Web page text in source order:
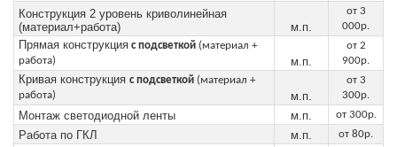
Конструкция 2 уровень криволинейная
(материал+работа)
м.п.
от 3
000р.
Прямая конструкция с подсветкой (материал +
работа)
м.п.
от 2
900р.
Кривая конструкция с подсветкой (материал +
работа)
м.п.
от 3
300р.
Монтаж светодиодной ленты м.п. от 300р.
Работа по ГКЛ м.п. от 80р.